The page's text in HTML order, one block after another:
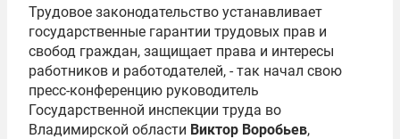
Трудовое законодательство устанавливает
государственные гарантии трудовых прав и
свобод граждан, защищает права и интересы
работников и работодателей, - так начал свою
пресс-конференцию руководитель
Государственной инспекции труда во
Владимирской области Виктор Воробьев,